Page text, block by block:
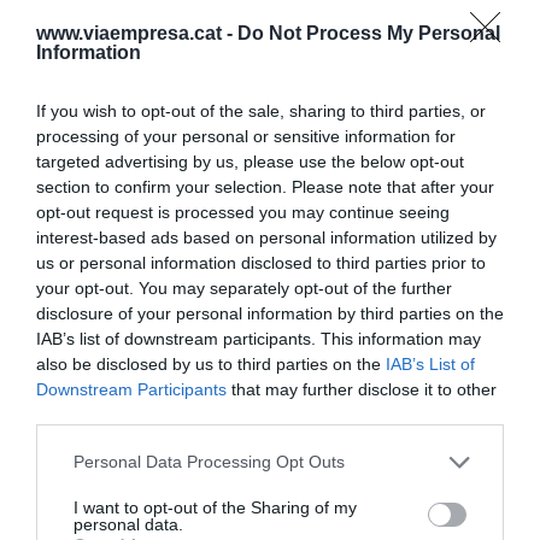
www.viaempresa.cat - Do Not Process My Personal
Information
If you wish to opt-out of the sale, sharing to third parties, or
processing of your personal or sensitive information for
targeted advertising by us, please use the below opt-out
section to confirm your selection. Please note that after your
opt-out request is processed you may continue seeing
interest-based ads based on personal information utilized by
us or personal information disclosed to third parties prior to
your opt-out. You may separately opt-out of the further
disclosure of your personal information by third parties on the
IAB’s list of downstream participants. This information may
also be disclosed by us to third parties on the IAB’s List of
Downstream Participants that may further disclose it to other
Personal Data Processing Opt Outs
I want to opt-out of the Sharing of my
personal data.
Sospito que tindrà uns preus raonables i per tant
renunciar-hi serà una excentricitat. Fins ara dos
bandes de música es diferenciaven pels recursos,
el pressupost i sobretot pel talent i experiència
dels seus membres. Ara apareix un nou
ingredient: la qualitat dels seus sistemes
d’intel·ligència artificial. Els recursos que hi han
esmerçat, però sobre tot la selecció quantitativa i
qualitativa de les fonts d’informació que la
configuren. Així que ben aviat veurem com la IA
esdevé un element estratègic per assolir
avantatges competitives. Hi haurà sectors que es
coordinaran per compartir, i d’altres que seran
hi veuran una oportunitat de diferenciació.